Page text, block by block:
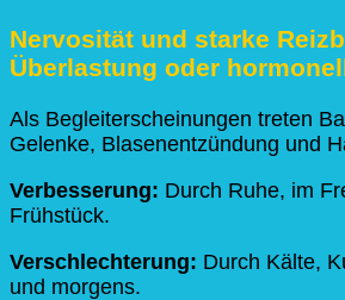
Nervosität und starke
Überlastung oder
Als Begleiterscheinungen treten
Gelenke, Blasenentzündung und
Verbesserung: Durch Ruhe, im
Frühstück.
Verschlechterung: Durch Kälte,
und morgens.